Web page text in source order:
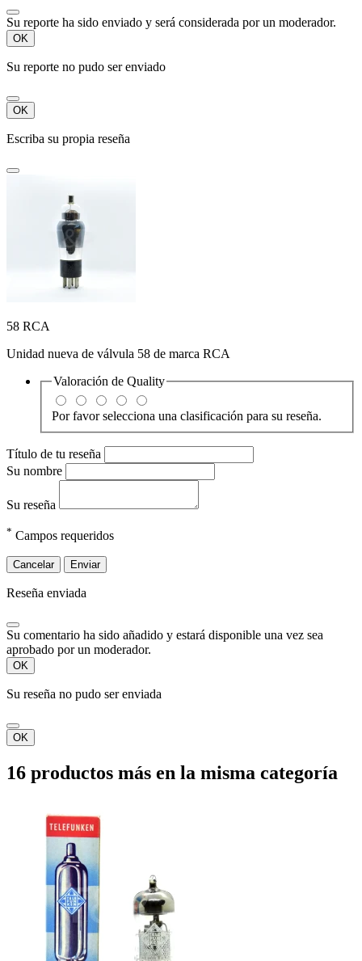
Su reporte ha sido enviado y será considerada por un moderador.
OK
Su reporte no pudo ser enviado
OK
Escriba su propia reseña
58 RCA
Unidad nueva de válvula 58 de marca RCA
Valoración de Quality
Por favor selecciona una clasificación para su reseña.
Título de tu reseña
Su nombre
Su reseña
* Campos requeridos
Cancelar Enviar
Reseña enviada
Su comentario ha sido añadido y estará disponible una vez sea
aprobado por un moderador.
OK
Su reseña no pudo ser enviada
OK
16 productos más en la misma categoría